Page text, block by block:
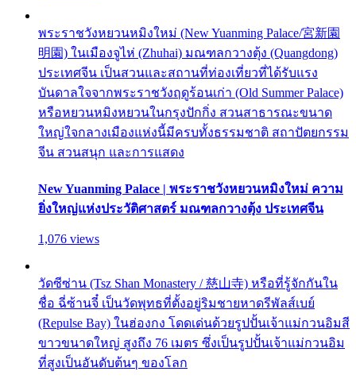
พระราชวังหยวนหมิงใหม่ (New Yuanming Palace/宮新園
明園) ในเมืองจูไห่ (Zhuhai) มณฑลกวางตุ้ง (Quangdong)
ประเทศจีน เป็นสวนและสถานที่ท่องเที่ยวที่ได้รับแรง
บันดาลใจจากพระราชวังฤดูร้อนเก่า (Old Summer Palace)
หรือหยวนหมิงหยวนในกรุงปักกิ่ง สวนสาธารณะขนาด
ใหญ่ใจกลางเมืองแห่งนี้มีครบทั้งธรรมชาติ สถาปัตยกรรม
จีน สวนสนุก และการแสดง
New Yuanming Palace | พระราชวังหยวนหมิงใหม่ ความ
ยิ่งใหญ่แห่งประวัติศาสตร์ มณฑลกวางตุ้ง ประเทศจีน
1,076 views
วัดซีซ่าน (Tsz Shan Monastery / 慈山寺) หรือที่รู้จักกันใน
ชื่อ ฉี่ซ้านจี๋ เป็นวัดพุทธที่ตั้งอยู่ริมชายหาดรีพัลส์เบย์
(Repulse Bay) ในฮ่องกง โดดเด่นด้วยรูปปั้นเจ้าแม่กวนอิมสี
ขาวขนาดใหญ่ สูงถึง 76 เมตร ซึ่งเป็นรูปปั้นเจ้าแม่กวนอิม
ที่สูงเป็นอันดับต้นๆ ของโลก